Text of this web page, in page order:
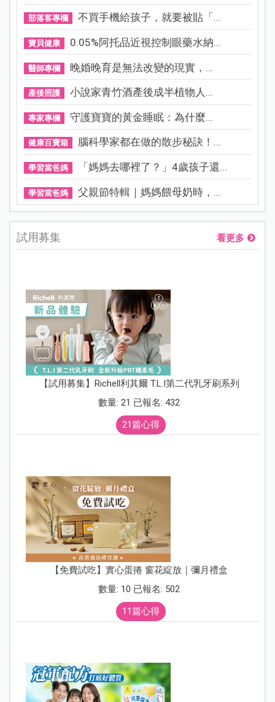
部落客專欄 不買手機給孩子，就要被貼「...
寶貝健康 0.05%阿托品近視控制眼藥水納...
醫師專欄 晚婚晚育是無法改變的現實，...
產後照護 小說家青竹酒產後成半植物人...
專家專欄 守護寶寶的黃金睡眠：為什麼...
健康百寶箱 腦科學家都在做的散步秘訣！...
學習當爸媽 「媽媽去哪裡了？」4歲孩子還...
學習當爸媽 父親節特輯｜媽媽餵母奶時，...
試用募集 看更多
【試用募集】Richell利其爾 T.L.I第二代乳牙刷系列
數量: 21 已報名: 432
21篇心得
【免費試吃】實心蛋捲 窗花綻放｜彌月禮盒
數量: 10 已報名: 502
11篇心得